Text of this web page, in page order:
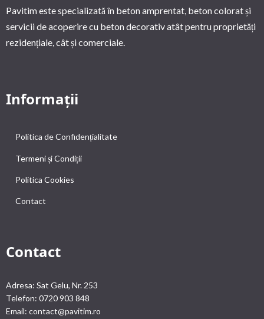
Pavitim este specializată în beton amprentat, beton colorat și
servicii de acoperire cu beton decorativ atât pentru proprietăți
rezidențiale, cât și comerciale.
Informații
Politica de Confidențialitate
Termeni și Condiții
Politica Cookies
Contact
Contact
Adresa: Sat Gelu, Nr. 253
Telefon: 0720 903 848
Email: contact@pavitim.ro